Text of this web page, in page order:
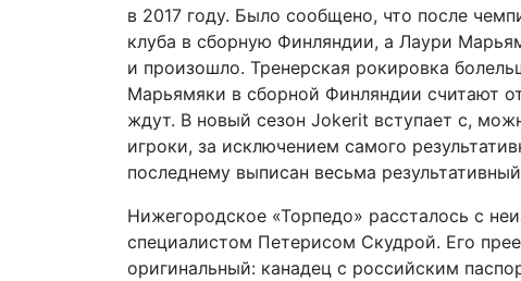
в 2017 году. Было сообщено, что после
клуба в сборную Финляндии, а Лаури
и произошло. Тренерская рокировка
Марьямяки в сборной Финляндии считают
ждут. В новый сезон Jokerit вступает с,
игроки, за исключением самого
последнему выписан весьма
Нижегородское «Торпедо» рассталось с
специалистом Петерисом Скудрой. Его
оригинальный: канадец с российским